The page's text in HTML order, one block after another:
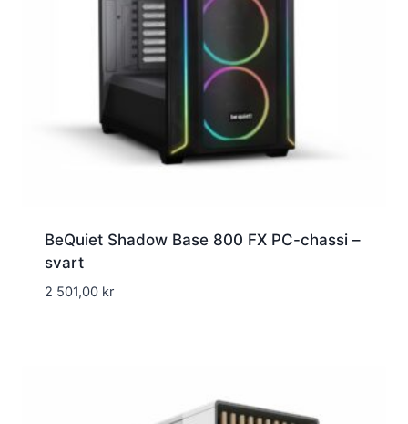
BeQuiet Shadow Base 800 FX PC-chassi –
svart
2 501,00 kr